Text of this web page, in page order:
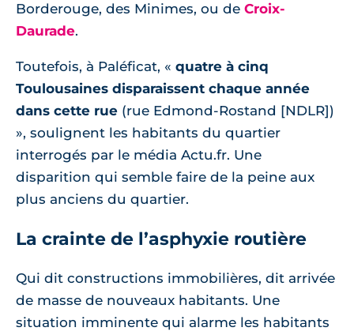
Borderouge, des Minimes, ou de Croix-
Daurade.
Toutefois, à Paléficat, « quatre à cinq
Toulousaines disparaissent chaque année
dans cette rue (rue Edmond-Rostand [NDLR])
», soulignent les habitants du quartier
interrogés par le média Actu.fr. Une
disparition qui semble faire de la peine aux
plus anciens du quartier.
La crainte de l’asphyxie routière
Qui dit constructions immobilières, dit arrivée
de masse de nouveaux habitants. Une
situation imminente qui alarme les habitants